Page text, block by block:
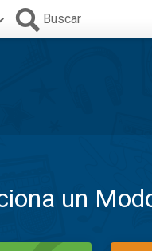
Buscar
un